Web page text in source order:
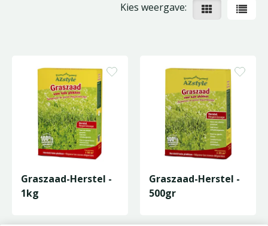
Kies weergave:
Graszaad-Herstel -
1kg
Graszaad-Herstel -
500gr